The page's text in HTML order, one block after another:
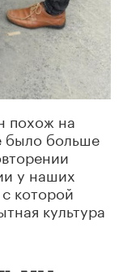
похож на
было больше
у наших
которой
культура